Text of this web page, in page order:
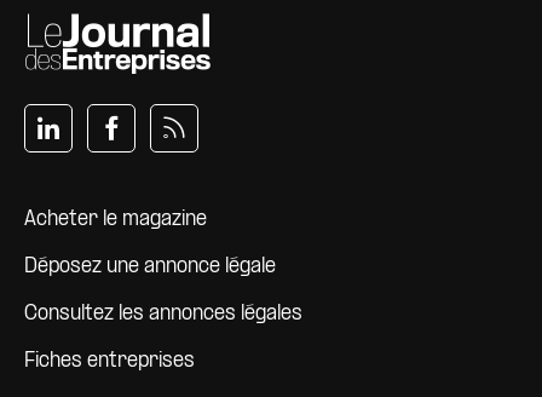
Pied de page
Acheter le magazine
Déposez une annonce légale
Consultez les annonces légales
Fiches entreprises